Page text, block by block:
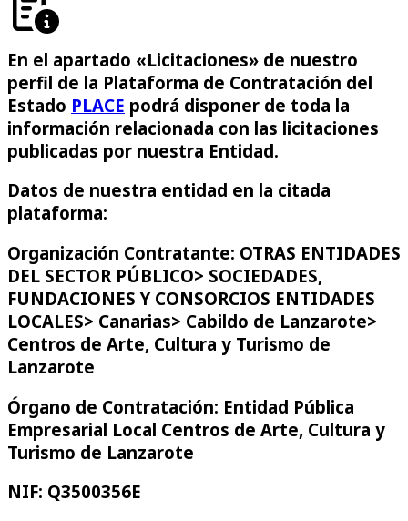
En el apartado «Licitaciones» de nuestro
perfil de la Plataforma de Contratación del
Estado PLACE podrá disponer de toda la
información relacionada con las licitaciones
publicadas por nuestra Entidad.
Datos de nuestra entidad en la citada
plataforma:
Organización Contratante: OTRAS ENTIDADES
DEL SECTOR PÚBLICO> SOCIEDADES,
FUNDACIONES Y CONSORCIOS ENTIDADES
LOCALES> Canarias> Cabildo de Lanzarote>
Centros de Arte, Cultura y Turismo de
Lanzarote
Órgano de Contratación: Entidad Pública
Empresarial Local Centros de Arte, Cultura y
Turismo de Lanzarote
NIF: Q3500356E